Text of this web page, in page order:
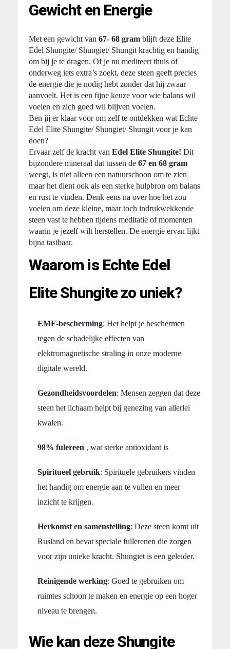
Gewicht en Energie
Met een gewicht van 67- 68 gramblijft deze Elite
Edel Shungite/ Shungiet/ Shungit krachtig en handig
om bij je te dragen. Of je nu mediteert thuis of
onderweg iets extra’s zoekt, deze steen geeft precies
de energie die je nodig hebt zonder dat hij zwaar
aanvoelt. Het is een fijne keuze voor wie balans wil
voelen en zich goed wil blijven voelen.
Ben jij er klaar voor om zelf te ontdekken wat Echte
Edel Elite Shungite/ Shungiet/ Shungit voor je kan
doen?
Ervaar zelf de kracht van Edel Elite Shungite! Dit
bijzondere mineraal dat tussen de 67 en 68 gram
weegt, is niet alleen een natuurschoon om te zien
maar het dient ook als een sterke hulpbron om balans
en rust te vinden. Denk eens na over hoe het zou
voelen om deze kleine, maar toch indrukwekkende
steen vast te hebben tijdens meditatie of momenten
waarin je jezelf wilt herstellen. De energie ervan lijkt
bijna tastbaar.
Waarom is Echte Edel
Elite Shungite zo uniek?
EMF-bescherming: Het helpt je beschermen
tegen de schadelijke effecten van
elektromagnetische straling in onze moderne
digitale wereld.
Gezondheidsvoordelen: Mensen zeggen dat deze
steen het lichaam helpt bij genezing van allerlei
kwalen.
98% fulereen , wat sterke antioxidant is
Spiritueel gebruik: Spirituele gebruikers vinden
het handig om energie aan te vullen en meer
inzicht te krijgen.
Herkomst en samenstelling: Deze steen komt uit
Rusland en bevat speciale fullerenen die zorgen
voor zijn unieke kracht. Shungiet is een geleider.
Reinigende werking: Goed te gebruiken om
ruimtes schoon te maken en energie op een hoger
niveau te brengen.
Wie kan deze Shungite